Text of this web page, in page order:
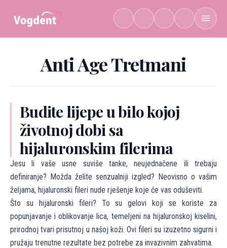
Anti Age Tretmani
Budite lijepe u bilo kojoj
životnoj dobi sa
hijaluronskim filerima
Jesu li vaše usne suviše tanke, neujednačene ili trebaju
definiranje? Možda želite senzualniji izgled? Neovisno o vašim
željama, hijaluronski fileri nude rješenje koje će vas oduševiti.
Što su hijaluronski fileri? To su gelovi koji se koriste za
popunjavanje i oblikovanje lica, temeljeni na hijaluronskoj kiselini,
prirodnoj tvari prisutnoj u našoj koži. Ovi fileri su izuzetno sigurni i
pružaju trenutne rezultate bez potrebe za invazivnim zahvatima.